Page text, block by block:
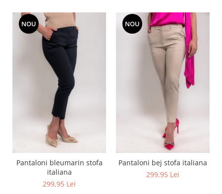
NOU
Pantaloni bleumarin stofa
italiana
299,95 Lei
NOU
Pantaloni bej stofa italiana
299,95 Lei